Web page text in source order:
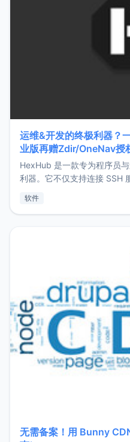
运维&开发的终极利器？
业版再赠Zdir/OneNav授
HexHub 是一款专为程序员
利器。它不仅支持连接 SSH
件间频繁切换，仅凭
软件
无需备案！用 Bunny